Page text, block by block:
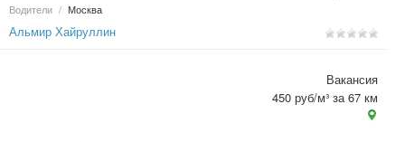
Водители / Москва
Альмир Хайруллин
Вакансия
450 руб/м³ за 67 км